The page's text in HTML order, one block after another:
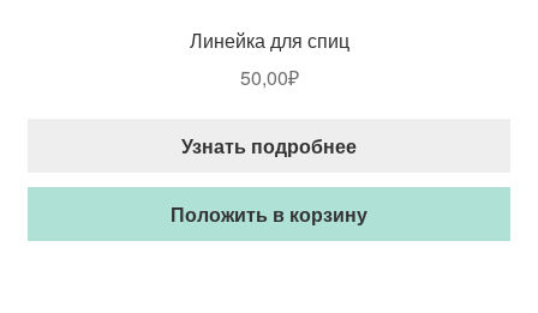
Линейка для спиц
50,00₽
Узнать подробнее
Положить в корзину